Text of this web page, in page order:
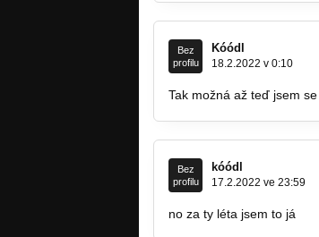
Bez
profilu
Kóódl
18.2.2022 v 0:10
Tak možná až teď jsem
Bez
profilu
kóódl
17.2.2022 ve 23:59
no za ty léta jsem to já